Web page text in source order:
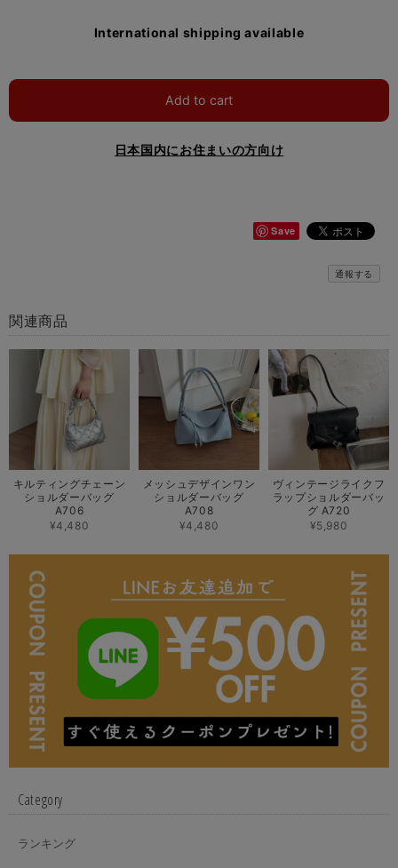
International shipping available
Add to cart
日本国内にお住まいの方向け
Save
通報する
関連商品
キルティングチェーン
ショルダーバッグ
A706
¥4,480
メッシュデザインワン
ショルダーバッグ
A708
¥4,480
ヴィンテージライクフ
ラップショルダーバッ
グ A720
¥5,980
Category
ランキング